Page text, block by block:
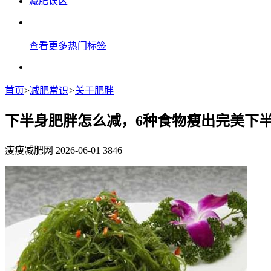
查看更多热门标签
首页>减肥常识>关于肥胖
下半身肥胖怎么减，6种食物瘦出完美下
瘦瘦减肥网 2026-06-01 3846